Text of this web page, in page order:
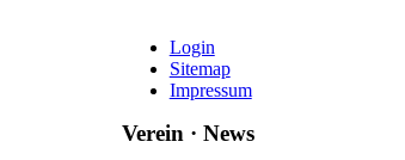
Login
Sitemap
Impressum
Verein · News